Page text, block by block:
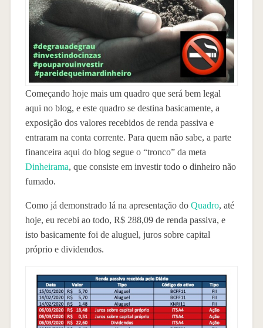
Começando hoje mais um quadro que será bem legal
aqui no blog, e este quadro se destina basicamente, a
exposição dos valores recebidos de renda passiva e
entraram na conta corrente. Para quem não sabe, a parte
financeira aqui do blog segue o “tronco” da meta
Dinheirama, que consiste em investir todo o dinheiro não
fumado.
Como já demonstrado lá na apresentação do Quadro, até
hoje, eu recebi ao todo, R$ 288,09 de renda passiva, e
isto basicamente foi de aluguel, juros sobre capital
próprio e dividendos.